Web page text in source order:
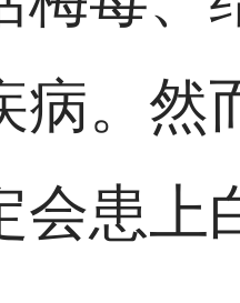
病。然
患上